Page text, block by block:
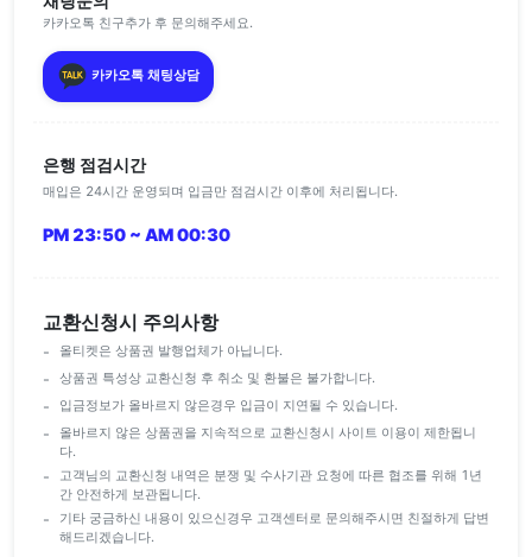
카카오톡 친구추가 후 문의해주세요.
카카오톡 채팅상담
은행 점검시간
매입은 24시간 운영되며 입금만 점검시간 이후에 처리됩니다.
PM 23:50 ~ AM 00:30
교환신청시 주의사항
올티켓은 상품권 발행업체가 아닙니다.
상품권 특성상 교환신청 후 취소 및 환불은 불가합니다.
입금정보가 올바르지 않은경우 입금이 지연될 수 있습니다.
올바르지 않은 상품권을 지속적으로 교환신청시 사이트 이용이 제한됩니
다.
고객님의 교환신청 내역은 분쟁 및 수사기관 요청에 따른 협조를 위해 1년
간 안전하게 보관됩니다.
기타 궁금하신 내용이 있으신경우 고객센터로 문의해주시면 친절하게 답변
해드리겠습니다.